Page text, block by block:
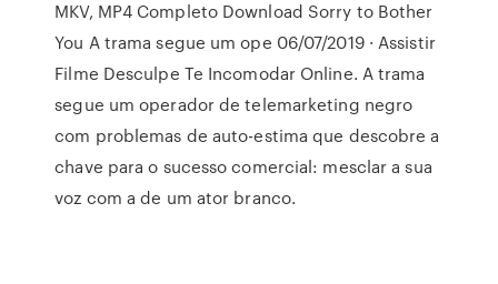
MKV, MP4 Completo Download Sorry to Bother
You A trama segue um ope 06/07/2019 · Assistir
Filme Desculpe Te Incomodar Online. A trama
segue um operador de telemarketing negro
com problemas de auto-estima que descobre a
chave para o sucesso comercial: mesclar a sua
voz com a de um ator branco.